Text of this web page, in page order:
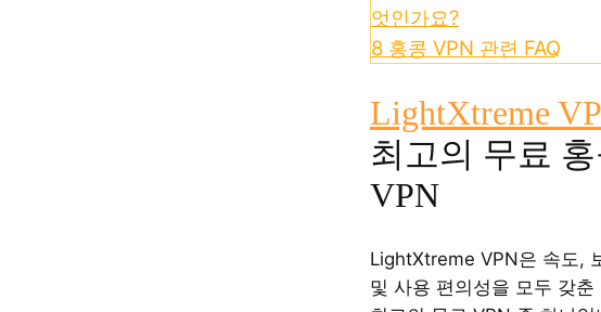
엇인가요?
8 홍콩 VPN 관련 FAQ
LightXtreme
최고의 무료
VPN
LightXtreme VPN은 속도,
및 사용 편의성을 모두 갖춘